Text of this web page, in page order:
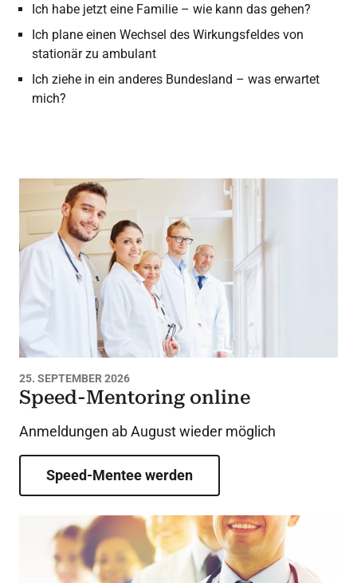
Ich habe jetzt eine Familie – wie kann das gehen?
Ich plane einen Wechsel des Wirkungsfeldes von
stationär zu ambulant
Ich ziehe in ein anderes Bundesland – was erwartet
mich?
25. SEPTEMBER 2026
Speed-Mentoring online
Anmeldungen ab August wieder möglich
Speed-Mentee werden